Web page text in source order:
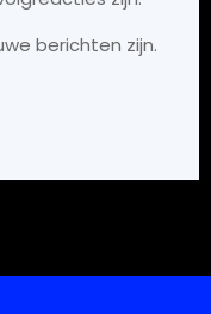
berichten zijn.